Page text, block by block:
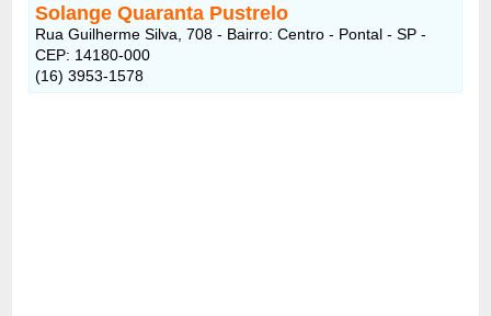
Solange Quaranta Pustrelo
Rua Guilherme Silva, 708 - Bairro: Centro - Pontal - SP -
CEP: 14180-000
(16) 3953-1578